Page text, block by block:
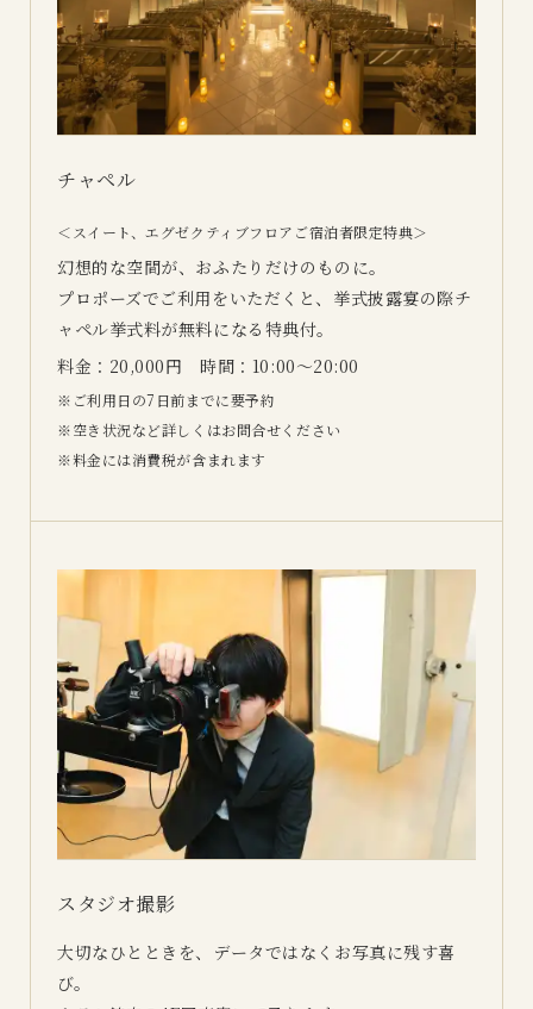
チャペル
＜スイート、エグゼクティブフロアご宿泊者限定特典＞
幻想的な空間が、おふたりだけのものに。
プロポーズでご利用をいただくと、挙式披露宴の際チ
ャペル挙式料が無料になる特典付。
料金：20,000円 時間：10:00～20:00
ご利用日の7日前までに要予約
空き状況など詳しくはお問合せください
料金には消費税が含まれます
スタジオ撮影
大切なひとときを、データではなくお写真に残す喜
び。